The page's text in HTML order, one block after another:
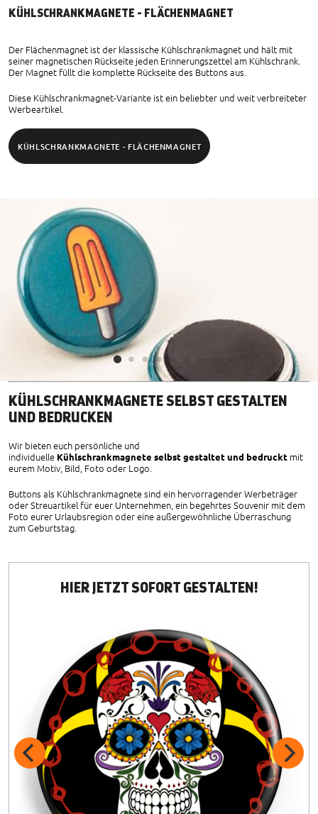
KÜHLSCHRANKMAGNETE - FLÄCHENMAGNET
Der Flächenmagnet ist der klassische Kühlschrankmagnet und hält mit
seiner magnetischen Rückseite jeden Erinnerungszettel am Kühlschrank.
Der Magnet füllt die komplette Rückseite des Buttons aus.
Diese Kühlschrankmagnet-Variante ist ein beliebter und weit verbreiteter
Werbeartikel.
KÜHLSCHRANKMAGNETE - FLÄCHENMAGNET
KÜHLSCHRANKMAGNETE SELBST GESTALTEN
UND BEDRUCKEN
Wir bieten euch persönliche und
individuelle Kühlschrankmagnete selbst gestaltet und bedruckt mit
eurem Motiv, Bild, Foto oder Logo.
Buttons als Kühlschrankmagnete sind ein hervorragender Werbeträger
oder Streuartikel für euer Unternehmen, ein begehrtes Souvenir mit dem
Foto eurer Urlaubsregion oder eine außergewöhnliche Überraschung
zum Geburtstag.
HIER JETZT SOFORT GESTALTEN!